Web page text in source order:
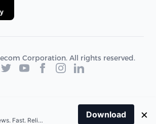
Corporation. All rights reserved.
Breaking news. Fast. Reliable.
Download ×